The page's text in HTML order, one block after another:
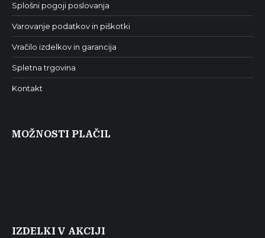
Splošni pogoji poslovanja
Varovanje podatkov in piškotki
Vračilo izdelkov in garancija
Spletna trgovina
Kontakt
MOŽNOSTI PLAČIL
IZDELKI V AKCIJI